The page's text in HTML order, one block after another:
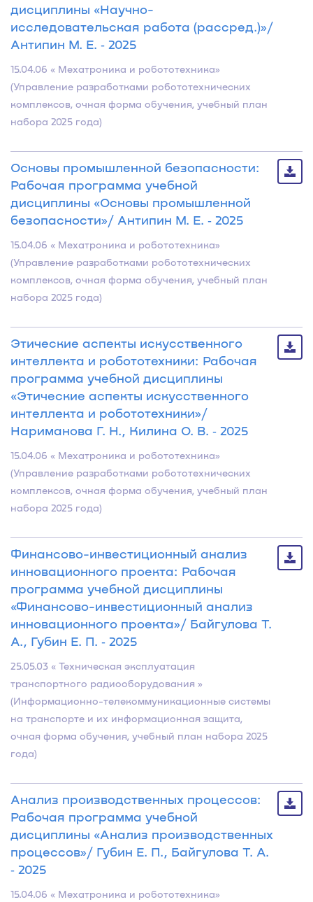
дисциплины «Научно-
исследовательская работа (рассред.)»/
Антипин М. Е. ‐ 2025
15.04.06 « Мехатроника и робототехника»
(Управление разработками робототехнических
комплексов, очная форма обучения, учебный план
набора 2025 года)
Основы промышленной безопасности:
Рабочая программа учебной
дисциплины «Основы промышленной
безопасности»/ Антипин М. Е. ‐ 2025
15.04.06 « Мехатроника и робототехника»
(Управление разработками робототехнических
комплексов, очная форма обучения, учебный план
набора 2025 года)
Этические аспекты искусственного
интеллекта и робототехники: Рабочая
программа учебной дисциплины
«Этические аспекты искусственного
интеллекта и робототехники»/
Нариманова Г. Н., Килина О. В. ‐ 2025
15.04.06 « Мехатроника и робототехника»
(Управление разработками робототехнических
комплексов, очная форма обучения, учебный план
набора 2025 года)
Финансово-инвестиционный анализ
инновационного проекта: Рабочая
программа учебной дисциплины
«Финансово-инвестиционный анализ
инновационного проекта»/ Байгулова Т.
А., Губин Е. П. ‐ 2025
25.05.03 « Техническая эксплуатация
транспортного радиооборудования »
(Информационно-телекоммуникационные системы
на транспорте и их информационная защита,
очная форма обучения, учебный план набора 2025
года)
Анализ производственных процессов:
Рабочая программа учебной
дисциплины «Анализ производственных
процессов»/ Губин Е. П., Байгулова Т. А.
‐ 2025
15.04.06 « Мехатроника и робототехника»